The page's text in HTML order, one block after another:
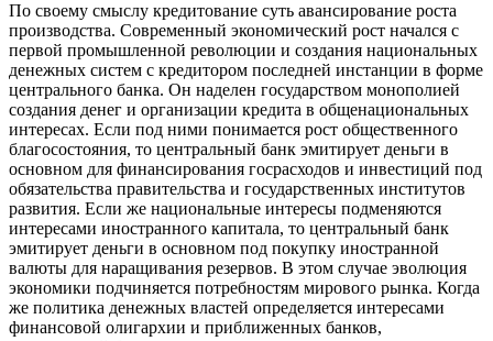
По своему смыслу кредитование суть авансирование роста
производства. Современный экономический рост начался с
первой промышленной революции и создания национальных
денежных систем с кредитором последней инстанции в форме
центрального банка. Он наделен государством монополией
создания денег и организации кредита в общенациональных
интересах. Если под ними понимается рост общественного
благосостояния, то центральный банк эмитирует деньги в
основном для финансирования госрасходов и инвестиций под
обязательства правительства и государственных институтов
развития. Если же национальные интересы подменяются
интересами иностранного капитала, то центральный банк
эмитирует деньги в основном под покупку иностранной
валюты для наращивания резервов. В этом случае эволюция
экономики подчиняется потребностям мирового рынка. Когда
же политика денежных властей определяется интересами
финансовой олигархии и приближенных банков,